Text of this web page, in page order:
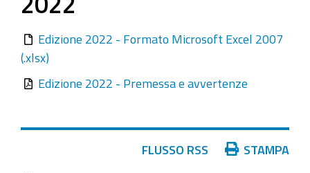
Edizione 2022 - Formato Microsoft Excel 2007
(.xlsx)
Edizione 2022 - Premessa e avvertenze
FLUSSO RSS STAMPA